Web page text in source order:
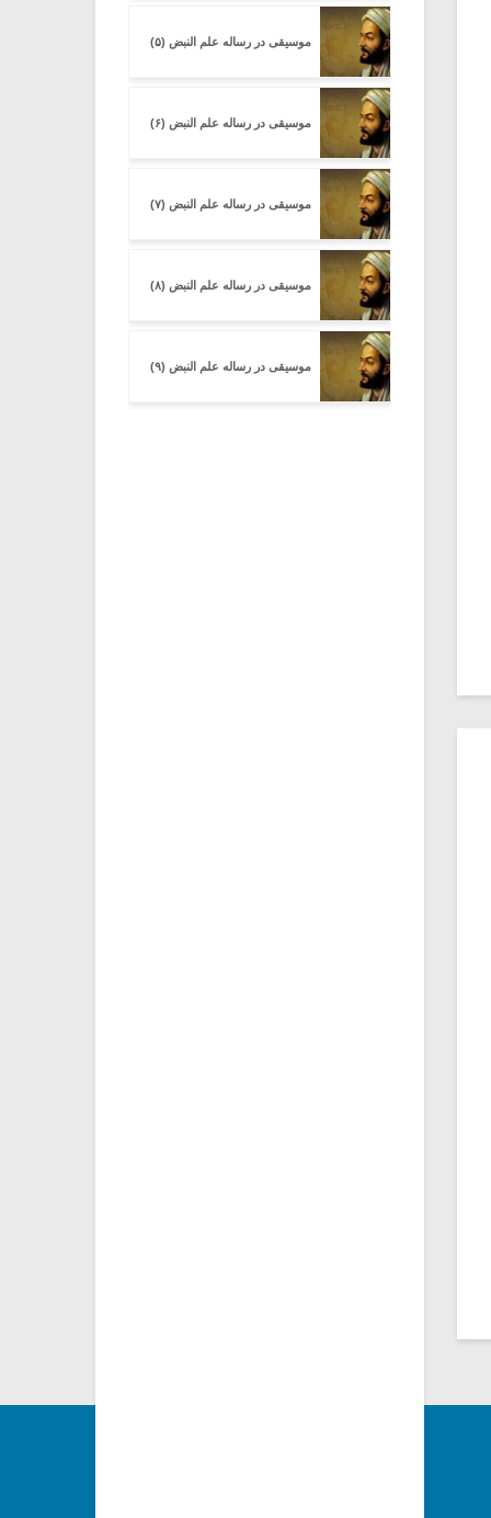
موسیقی در رساله علم النبض (۵)
موسیقی در رساله علم النبض (۶)
موسیقی در رساله علم النبض (۷)
موسیقی در رساله علم النبض (۸)
موسیقی در رساله علم النبض (۹)